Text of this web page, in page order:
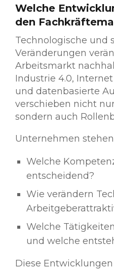
Welche
den
Technologische und
Veränderungen
Arbeitsmarkt
Industrie 4.0,
und datenbasierte
verschieben nicht
sondern auch
Unternehmen
Welche
entscheidend?
Wie verändern
Welche
und welche
Diese